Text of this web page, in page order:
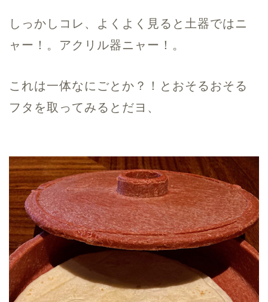
しっかしコレ、よくよく見ると土器ではニ
ャー！。アクリル器ニャー！。
これは一体なにごとか？！とおそるおそる
フタを取ってみるとだヨ、